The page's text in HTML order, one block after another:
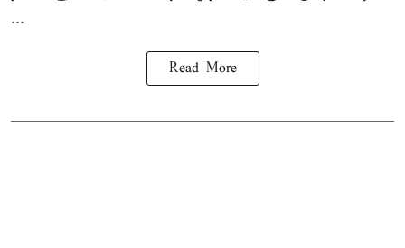
...
Read More